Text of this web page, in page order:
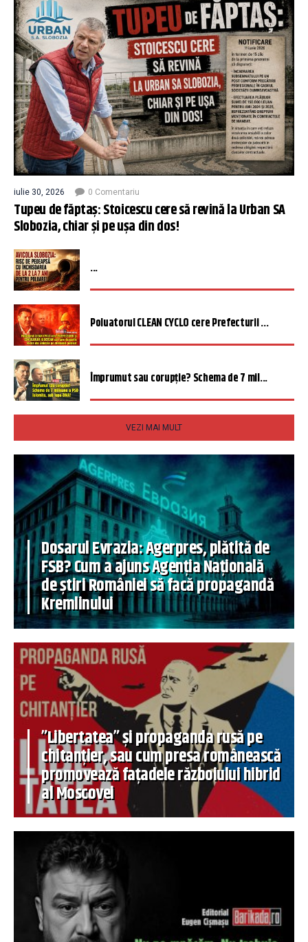
iulie 30, 2026 0 Comentariu
Tupeu de făptaș: Stoicescu cere să revină la Urban SA
Slobozia, chiar și pe ușa din dos!
...
Poluatorul CLEAN CYCLO cere Prefecturii ...
Împrumut sau corupție? Schema de 7 mil...
VEZI MAI MULT
Dosarul Evrazia: Agerpres, plătită de
FSB? Cum a ajuns Agenția Națională
de știri României să facă propagandă
Kremlinului
”Libertatea” și propaganda rusă pe
chitanțier, sau cum presa românească
promovează fațadele războiului hibrid
al Moscovei